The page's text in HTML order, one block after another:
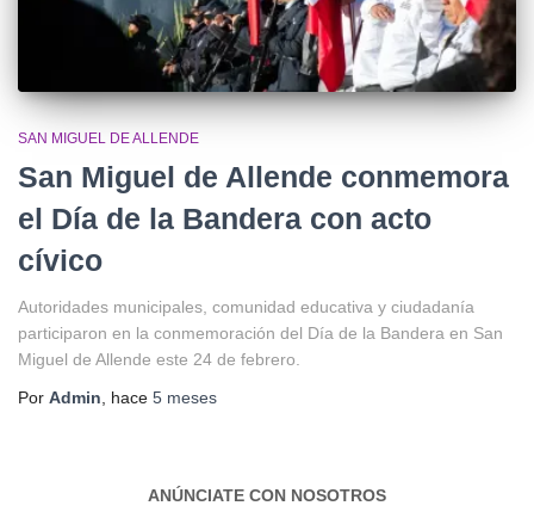
SAN MIGUEL DE ALLENDE
San Miguel de Allende conmemora
el Día de la Bandera con acto
cívico
Autoridades municipales, comunidad educativa y ciudadanía
participaron en la conmemoración del Día de la Bandera en San
Miguel de Allende este 24 de febrero.
Por Admin , hace 5 meses
ANÚNCIATE CON NOSOTROS